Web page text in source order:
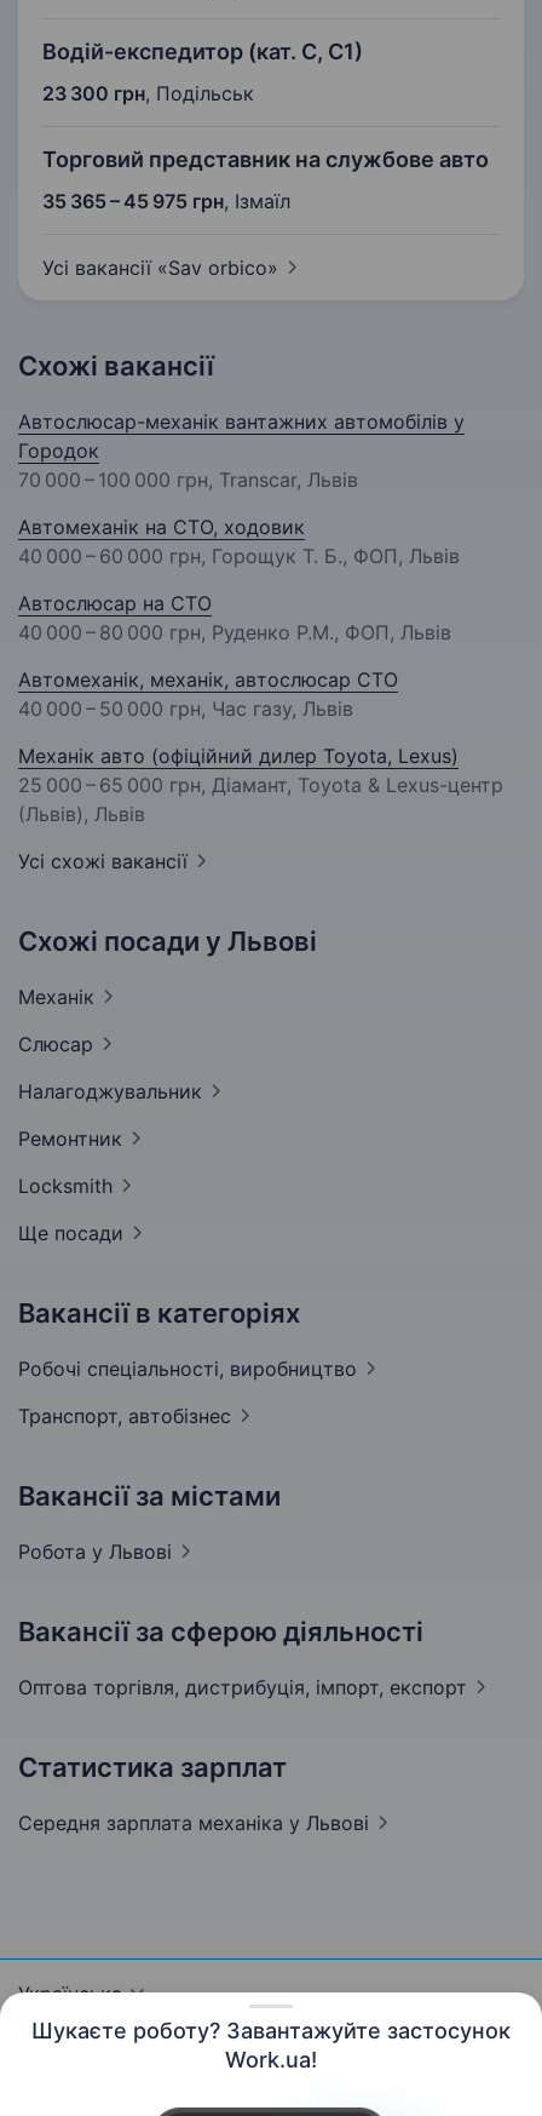
Шукаєте роботу? Завантажуйте застосунок
Work.ua!
Водій-експедитор (кат. С, С1)
23 300 грн, Подільськ
Торговий представник на службове авто
35 365 – 45 975 грн, Ізмаїл
Усі вакансії «Sav orbico»
Схожі вакансії
Автослюсар-механік вантажних автомобілів у
Городок
70 000 – 100 000 грн, Transcar, Львів
Автомеханік на СТО, ходовик
40 000 – 60 000 грн, Горощук Т. Б., ФОП, Львів
Автослюсар на СТО
40 000 – 80 000 грн, Руденко Р.М., ФОП, Львів
Автомеханік, механік, автослюсар СТО
40 000 – 50 000 грн, Час газу, Львів
Механік авто (офіційний дилер Toyota, Lexus)
25 000 – 65 000 грн, Діамант, Toyota & Lexus-центр
(Львів), Львів
Усі схожі вакансії
Схожі посади у Львові
Механік
Слюсар
Налагоджувальник
Ремонтник
Locksmith
Ще посади
Вакансії в категоріях
Робочі спеціальності, виробництво
Транспорт, автобізнес
Вакансії за містами
Робота у Львові
Вакансії за сферою діяльності
Оптова торгівля, дистрибуція, імпорт, експорт
Статистика зарплат
Середня зарплата механіка у Львові
Українська